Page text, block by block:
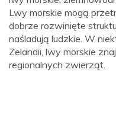
Lwy morskie mogą
dobrze rozwinięte
naśladują ludzkie. W
Zelandii, lwy morskie
regionalnych zwierząt.